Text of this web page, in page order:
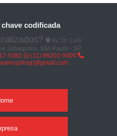
codificada
Av. Dr. Luís
Jabaquara, São Paulo - SP
5382
(11) 98202-9000